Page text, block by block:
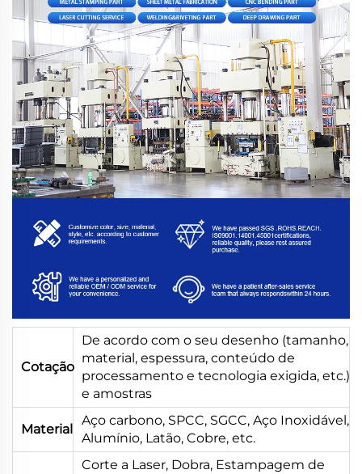
Cotação
De acordo com o seu desenho (tamanho,
material, espessura, conteúdo de
processamento e tecnologia exigida, etc.)
e amostras
Material
Aço carbono, SPCC, SGCC, Aço Inoxidável,
Alumínio, Latão, Cobre, etc.
Corte a Laser, Dobra, Estampagem de